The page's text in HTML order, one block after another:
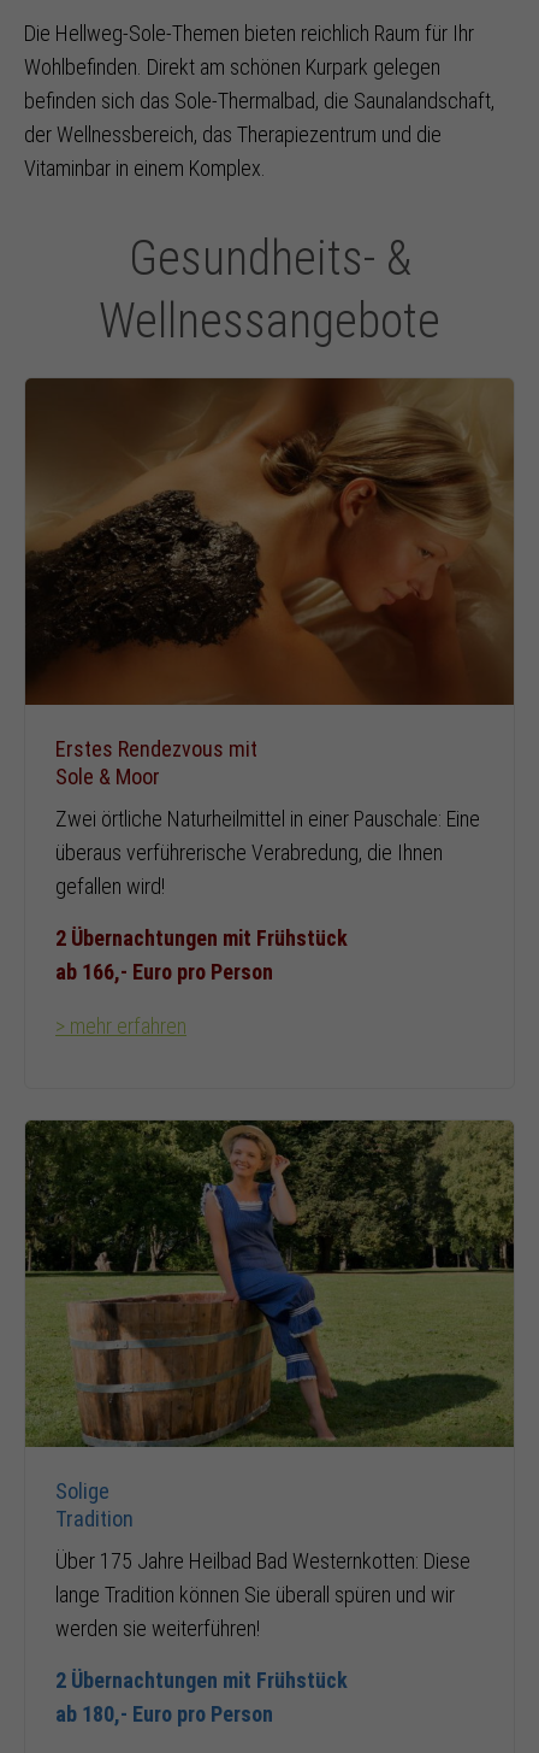
Die Hellweg-Sole-Themen bieten reichlich Raum für Ihr
Wohlbefinden. Direkt am schönen Kurpark gelegen
befinden sich das Sole-Thermalbad, die Saunalandschaft,
der Wellnessbereich, das Therapiezentrum und die
Vitaminbar in einem Komplex.
Gesundheits- &
Wellnessangebote
Erstes Rendezvous mit
Sole & Moor
Zwei örtliche Naturheilmittel in einer Pauschale: Eine
überaus verführerische Verabredung, die Ihnen
gefallen wird!
2 Übernachtungen mit Frühstück
ab 166,- Euro pro Person
> mehr erfahren
Solige
Tradition
Über 175 Jahre Heilbad Bad Westernkotten: Diese
lange Tradition können Sie überall spüren und wir
werden sie weiterführen!
2 Übernachtungen mit Frühstück
ab 180,- Euro pro Person